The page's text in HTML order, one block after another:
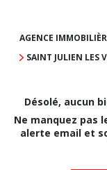
AGENCE
SAINT JULIEN LES
Désolé, aucun
Ne manquez pas
alerte email et